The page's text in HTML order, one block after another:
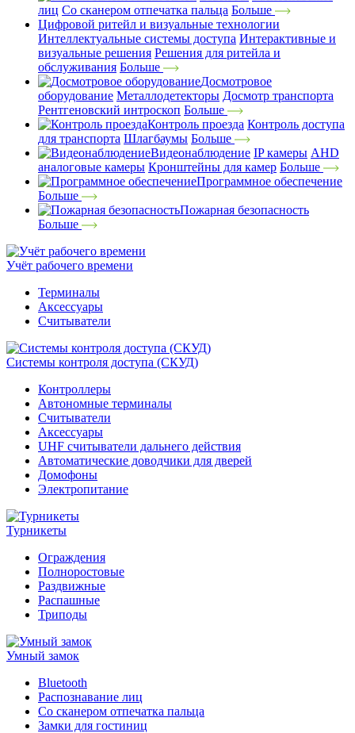
лиц Со сканером отпечатка пальца Больше
Цифровой ритейл и визуальные технологии
Интеллектуальные системы доступа Интерактивные и
визуальные решения Решения для ритейла и
обслуживания Больше
Досмотровое
оборудование Металлодетекторы Досмотр транспорта
Рентгеновский интроскоп Больше
Контроль проезда Контроль доступа
для транспорта Шлагбаумы Больше
Видеонаблюдение IP камеры AHD
аналоговые камеры Кронштейны для камер Больше
Программное обеспечение
Больше
Пожарная безопасность
Больше
Учёт рабочего времени
Терминалы
Аксессуары
Считыватели
Системы контроля доступа (СКУД)
Контроллеры
Автономные терминалы
Считыватели
Аксессуары
UHF считыватели дальнего действия
Автоматические доводчики для дверей
Домофоны
Электропитание
Турникеты
Ограждения
Полноростовые
Раздвижные
Распашные
Триподы
Умный замок
Bluetooth
Распознавание лиц
Со сканером отпечатка пальца
Замки для гостиниц